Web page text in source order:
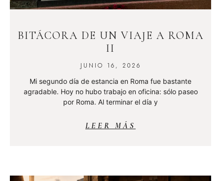
BITÁCORA DE UN VIAJE A ROMA
II
JUNIO 16, 2026
Mi segundo día de estancia en Roma fue bastante
agradable. Hoy no hubo trabajo en oficina: sólo paseo
por Roma. Al terminar el día y
LEER MÁS